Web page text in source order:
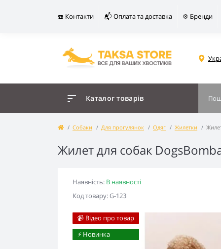
☎️ Контакти 📬 Оплата та доставка ⚙️ Бренди
Каталог товарів
Собаки Для прогулянок Одяг Жилетки
Жилет для собак
Наявність: В наявності
Код товару: G-123
📹 Відео про товар
⚡️ Новинка